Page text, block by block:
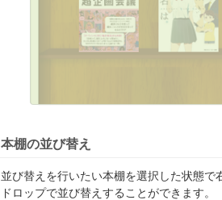
本棚の並び替え
並び替えを行いたい本棚を選択した状態
ドロップで並び替えすることができます。